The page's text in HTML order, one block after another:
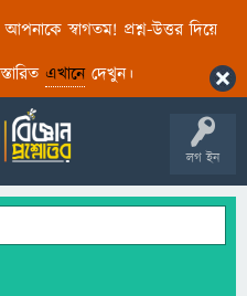
আপনাকে স্বাগতম! প্রশ্ন-উত্তর দিয়ে
এখানেদেখুন।
লগ ইন